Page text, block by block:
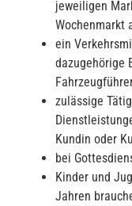
jeweiligen
Wochenmarkt
ein
dazugehörige
zulässige
Kundin oder
bei
Kinder und
Jahren